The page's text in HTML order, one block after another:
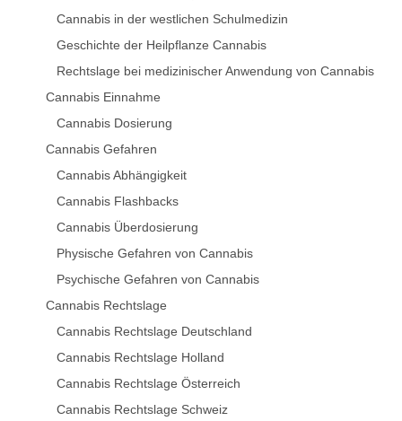
Cannabis in der westlichen Schulmedizin
Geschichte der Heilpflanze Cannabis
Rechtslage bei medizinischer Anwendung von Cannabis
Cannabis Einnahme
Cannabis Dosierung
Cannabis Gefahren
Cannabis Abhängigkeit
Cannabis Flashbacks
Cannabis Überdosierung
Physische Gefahren von Cannabis
Psychische Gefahren von Cannabis
Cannabis Rechtslage
Cannabis Rechtslage Deutschland
Cannabis Rechtslage Holland
Cannabis Rechtslage Österreich
Cannabis Rechtslage Schweiz